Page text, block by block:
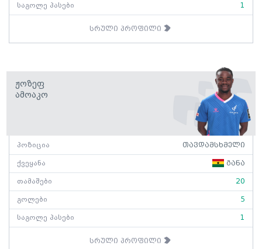
საგოლე პასები 1
სრული პროფილი
Ჟოზეფ
Ამოაკო
პოზიცია თავდამსხმელი
ქვეყანა განა
თამაშები 20
გოლები 5
საგოლე პასები 1
სრული პროფილი